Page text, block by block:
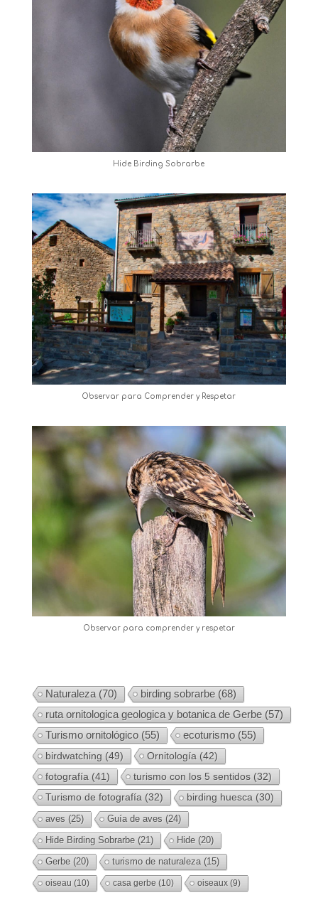
Hide Birding Sobrarbe
Observar para Comprender y Respetar
Observar para comprender y respetar
Naturaleza(70) birding sobrarbe(68)
ruta ornitologica geologica y botanica de Gerbe(57)
Turismo ornitológico(55) ecoturismo(55)
birdwatching (49) Ornitología(42)
fotografía(41) turismo con los 5 sentidos(32)
Turismo de fotografía(32) birding huesca(30)
aves (25) Guía de aves (24)
Hide Birding Sobrarbe(21) Hide(20)
Gerbe(20) turismo de naturaleza(15)
oiseau (10) casa gerbe (10) oiseaux(9)